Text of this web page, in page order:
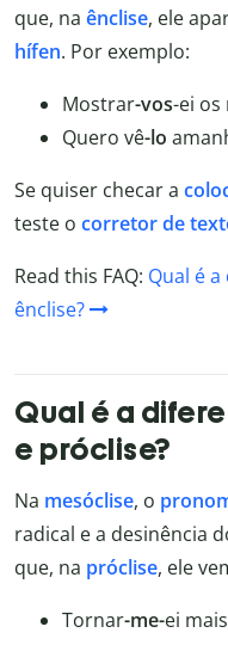
que, na ênclise, ele
hífen. Por exemplo:
Mostrar-vos-ei os
Quero vê-lo
Se quiser checar a
teste o corretor de
Read this FAQ: Qual é
ênclise?
Qual é a
e próclise?
Na mesóclise, o
radical e a desinência
que, na próclise, ele
Tornar-me-ei